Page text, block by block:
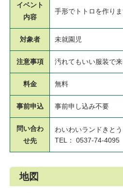
イベント
内容
手形でトトロを作りま
対象者 未就園児
注意事項 汚れてもいい服装で来
料金 無料
事前申込 事前申し込み不要
問い合わ
せ先
わいわいランドきとう
TEL： 0537-74-4095
地図